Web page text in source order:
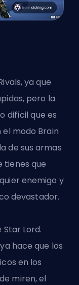
ya que
pero la
difícil que es
el modo Brain
de sus armas
tienes que
enemigo y
devastador.
Star Lord.
hace que los
en los
miren, el